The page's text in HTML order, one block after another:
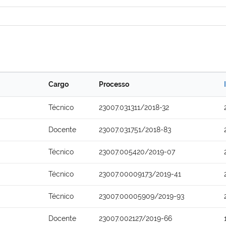
Cargo Processo
Técnico 23007.031311/2018-32
Docente 23007.031751/2018-83
Técnico 23007.005420/2019-07
Técnico 23007.00009173/2019-41
Técnico 23007.00005909/2019-93
Docente 23007.002127/2019-66